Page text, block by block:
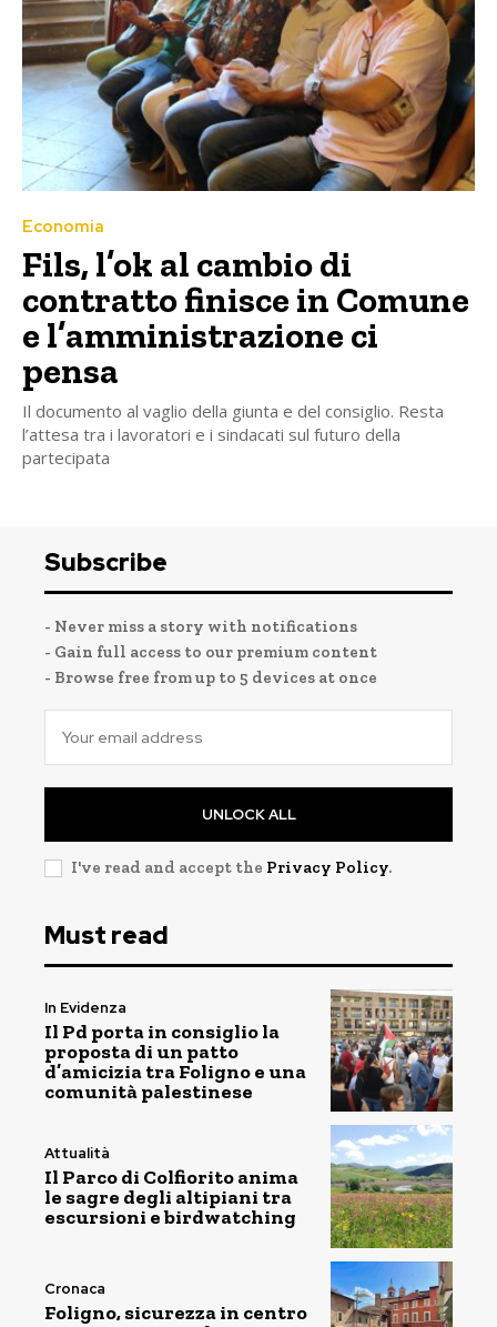
Economia
Fils, l’ok al cambio di
contratto finisce in Comune
e l’amministrazione ci
pensa
Il documento al vaglio della giunta e del consiglio. Resta
l’attesa tra i lavoratori e i sindacati sul futuro della
partecipata
Subscribe
- Never miss a story with notifications
- Gain full access to our premium content
- Browse free from up to 5 devices at once
UNLOCK ALL
I've read and accept the Privacy Policy.
Must read
In Evidenza
Il Pd porta in consiglio la
proposta di un patto
d’amicizia tra Foligno e una
comunità palestinese
Attualità
Il Parco di Colfiorito anima
le sagre degli altipiani tra
escursioni e birdwatching
Cronaca
Foligno, sicurezza in centro